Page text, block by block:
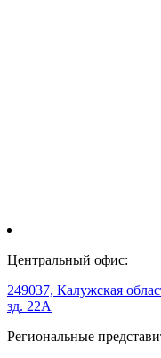
Центральный офис:
249037, Калужская
зд. 22А
Региональные